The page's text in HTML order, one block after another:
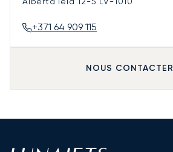
+371 64 909 115
NOUS CONTACTER